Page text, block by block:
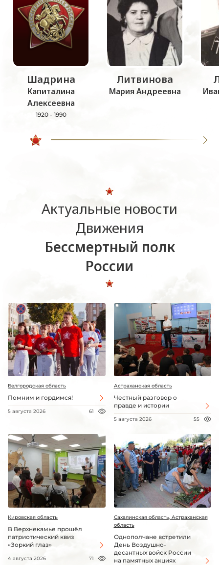
Шадрина
Капиталина
Алексеевна
1920 - 1990
Литвинова
Мария Андреевна
Актуальные новости
Движения
Бессмертный полк
России
Белгородская область
Помним и гордимся!
5 августа 2026 61
Астраханская область
Честный разговор о
правде и истории
5 августа 2026 55
Кировская область
В Верхнекамье прошёл
патриотический квиз
«Зоркий глаз»
4 августа 2026 71
Сахалинская область, Астраханская
область
Однополчане встретили
День Воздушно-
десантных войск России
на памятных акциях